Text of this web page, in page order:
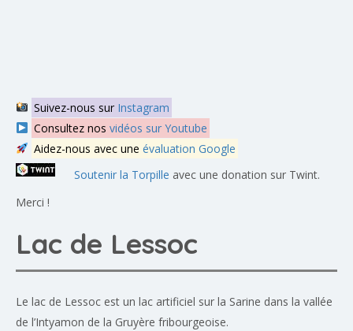
Suivez-nous sur Instagram
Consultez nos vidéos sur Youtube
Aidez-nous avec une évaluation Google
Soutenir la Torpille avec une donation sur Twint.
Merci !
Lac de Lessoc
Le lac de Lessoc est un lac artificiel sur la Sarine dans la vallée
de l’Intyamon de la Gruyère fribourgeoise.